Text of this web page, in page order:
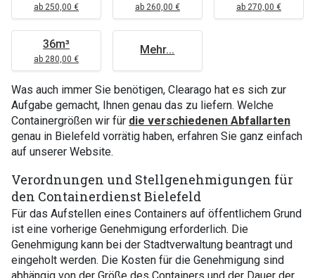
ab 250,00 € ab 260,00 € ab 270,00 €
36m³
ab 280,00 €
Mehr...
Was auch immer Sie benötigen, Clearago hat es sich zur
Aufgabe gemacht, Ihnen genau das zu liefern. Welche
Containergrößen wir für die verschiedenen Abfallarten
genau in Bielefeld vorrätig haben, erfahren Sie ganz einfach
auf unserer Website.
Verordnungen und Stellgenehmigungen für
den Containerdienst Bielefeld
Für das Aufstellen eines Containers auf öffentlichem Grund
ist eine vorherige Genehmigung erforderlich. Die
Genehmigung kann bei der Stadtverwaltung beantragt und
eingeholt werden. Die Kosten für die Genehmigung sind